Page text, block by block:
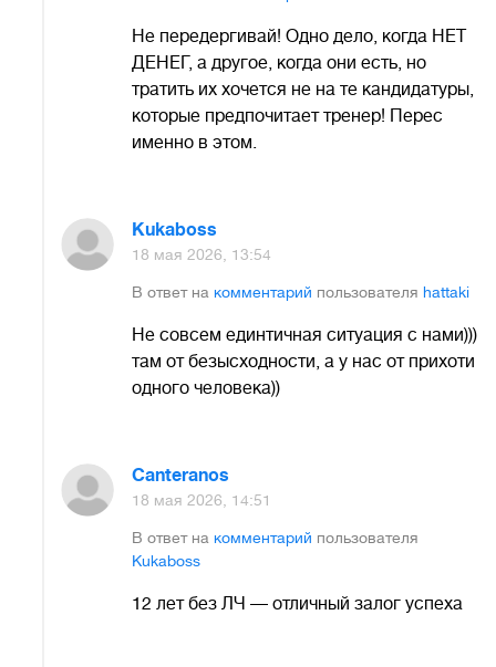
Не передергивай! Одно дело, когда НЕТ
ДЕНЕГ, а другое, когда они есть, но
тратить их хочется не на те кандидатуры,
которые предпочитает тренер! Перес
именно в этом.
Kukaboss
18 мая 2026, 13:54
В ответ на комментарий пользователя hattaki
Не совсем единтичная ситуация с нами)))
там от безысходности, а у нас от прихоти
одного человека))
Canteranos
18 мая 2026, 14:51
В ответ на комментарий пользователя
Kukaboss
12 лет без ЛЧ — отличный залог успеха